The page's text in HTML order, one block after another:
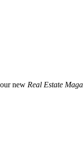
new Real Estate